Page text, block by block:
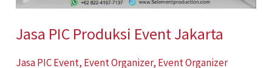
Jasa PIC Produksi Event Jakarta
Jasa PIC Event, Event Organizer, Event Organizer